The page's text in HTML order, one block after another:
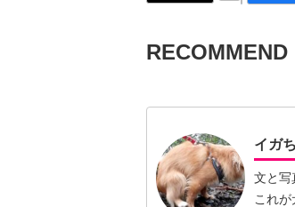
RECOMMEND
イガ
文と写
これ